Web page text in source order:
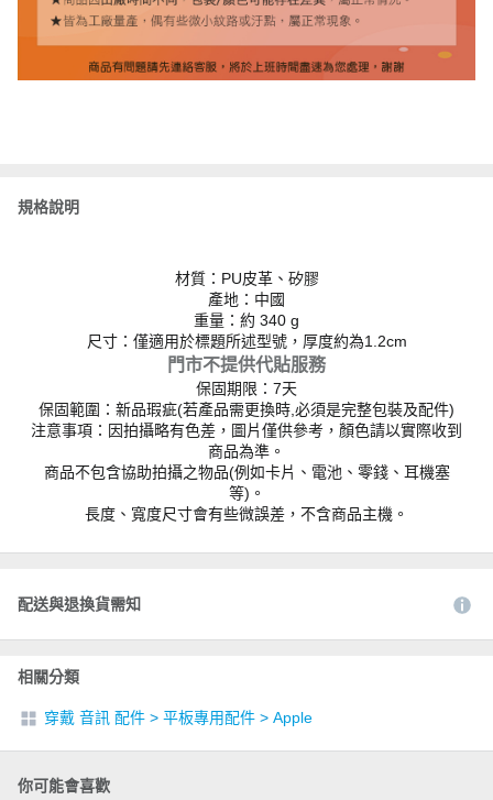
規格說明
材質：PU皮革、矽膠
產地：中國
重量：約 340 g
尺寸：僅適用於標題所述型號，厚度約為1.2cm
門市不提供代貼服務
保固期限：7天
保固範圍：新品瑕疵(若產品需更換時,必須是完整包裝及配件)
注意事項：因拍攝略有色差，圖片僅供參考，顏色請以實際收到
商品為準。
商品不包含協助拍攝之物品(例如卡片、電池、零錢、耳機塞
等)。
長度、寬度尺寸會有些微誤差，不含商品主機。
配送與退換貨需知
相關分類
穿戴 音訊 配件 > 平板專用配件 > Apple
你可能會喜歡